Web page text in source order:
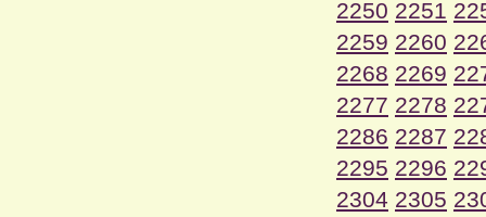
2250 2251
2259 2260
2268 2269
2277 2278
2286 2287
2295 2296
2304 2305